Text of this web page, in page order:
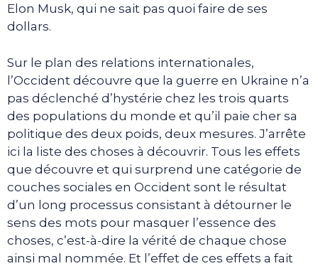
Elon Musk, qui ne sait pas quoi faire de ses
dollars.
Sur le plan des relations internationales,
l’Occident découvre que la guerre en Ukraine n’a
pas déclenché d’hystérie chez les trois quarts
des populations du monde et qu’il paie cher sa
politique des deux poids, deux mesures. J’arrête
ici la liste des choses à découvrir. Tous les effets
que découvre et qui surprend une catégorie de
couches sociales en Occident sont le résultat
d’un long processus consistant à détourner le
sens des mots pour masquer l’essence des
choses, c’est-à-dire la vérité de chaque chose
ainsi mal nommée. Et l’effet de ces effets a fait